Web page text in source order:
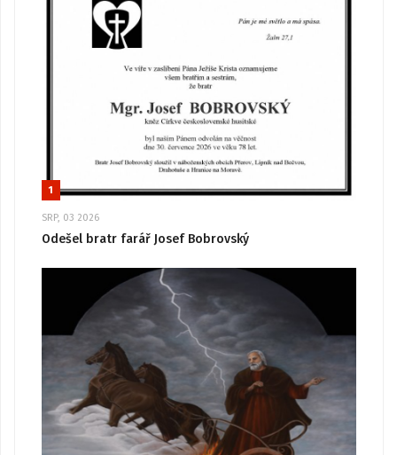
1
SRP, 03 2026
Odešel bratr farář Josef Bobrovský